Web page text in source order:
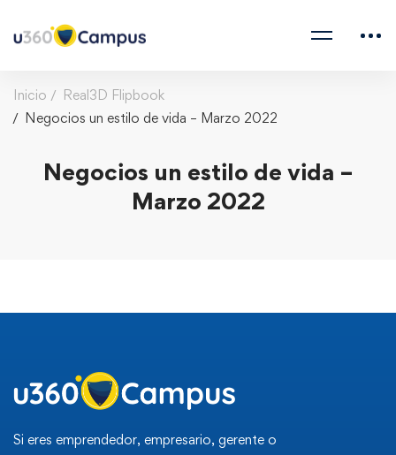
Inicio
Real3D Flipbook
Negocios un estilo de vida – Marzo 2022
Negocios un estilo de vida –
Marzo 2022
Si eres emprendedor, empresario, gerente o